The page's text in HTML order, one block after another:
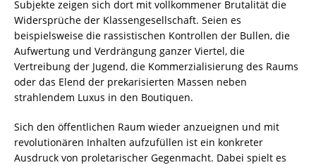
Subjekte zeigen sich dort mit vollkommener Brutalität die
Widersprüche der Klassengesellschaft. Seien es
beispielsweise die rassistischen Kontrollen der Bullen, die
Aufwertung und Verdrängung ganzer Viertel, die
Vertreibung der Jugend, die Kommerzialisierung des Raums
oder das Elend der prekarisierten Massen neben
strahlendem Luxus in den Boutiquen.
Sich den öffentlichen Raum wieder anzueignen und mit
revolutionären Inhalten aufzufüllen ist ein konkreter
Ausdruck von proletarischer Gegenmacht. Dabei spielt es